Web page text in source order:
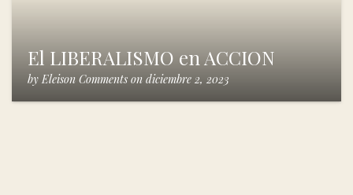
El LIBERALISMO en ACCION
by Eleison Comments on diciembre 2, 2023